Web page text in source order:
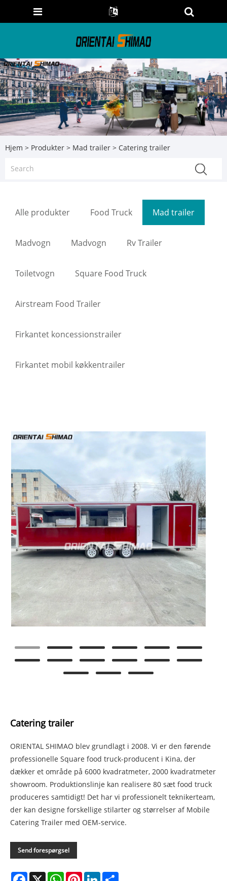
Hjem > Produkter > Mad trailer > Catering trailer
Alle produkter Food Truck Mad trailer
Madvogn Madvogn Rv Trailer
Toiletvogn Square Food Truck
Airstream Food Trailer
Firkantet koncessionstrailer
Firkantet mobil køkkentrailer
Catering trailer
ORIENTAL SHIMAO blev grundlagt i 2008. Vi er den førende
professionelle Square food truck-producent i Kina, der
dækker et område på 6000 kvadratmeter, 2000 kvadratmeter
showroom. Produktionslinje kan realisere 80 sæt food truck
produceres samtidigt! Det har vi professionelt teknikerteam,
der kan designe forskellige stilarter og størrelser af Mobile
Catering Trailer med OEM-service.
Send forespørgsel
Facebook
X WhatsAppPinterestLinkedIn